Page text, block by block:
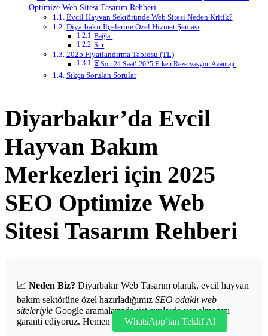
Optimize Web Sitesi Tasarım Rehberi
Evcil Hayvan Sektöründe Web Sitesi Neden Kritik?
Diyarbakır İlçelerine Özel Hizmet Şeması
Bağlar
Sur
2025 Fiyatlandırma Tablosu (TL)
⏳ Son 24 Saat! 2025 Erken Rezervasyon Avantajı:
Sıkça Sorulan Sorular
Diyarbakır’da Evcil
Hayvan Bakım
Merkezleri için 2025
SEO Optimize Web
Sitesi Tasarım Rehberi
📈 Neden Biz? Diyarbakır Web Tasarım olarak, evcil hayvan
bakım sektörüne özel hazırladığımız SEO odaklı web
siteleriyle Google aramalarında üst sıralarda yer almanızı
garanti ediyoruz. Hemen
WhatsApp’tan Teklif Al